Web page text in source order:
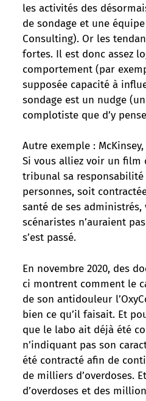
les activités des
de sondage et une
Consulting). Or les
fortes. Il est donc assez
comportement (par
supposée capacité à
sondage est un nudge
complotiste que d’y
Autre exemple :
Si vous alliez voir un film
tribunal sa
personnes, soit
santé de ses administrés,
scénaristes n’auraient
s’est passé.
En novembre 2020, des
ci montrent comment le
de son antidouleur
bien ce qu’il faisait. Et
que le labo ait déjà été
n’indiquant pas son
été contracté afin de
de milliers d’overdoses.
d’overdoses et des